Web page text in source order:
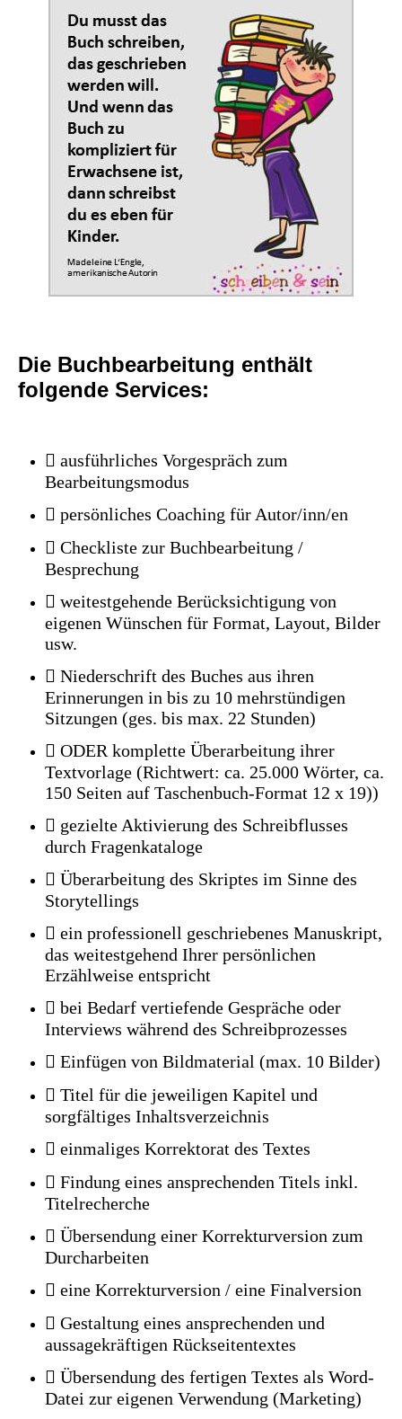
Die Buchbearbeitung enthält
folgende Services:
 ausführliches Vorgespräch zum
Bearbeitungsmodus
 persönliches Coaching für Autor/inn/en
 Checkliste zur Buchbearbeitung /
Besprechung
 weitestgehende Berücksichtigung von
eigenen Wünschen für Format, Layout, Bilder
usw.
 Niederschrift des Buches aus ihren
Erinnerungen in bis zu 10 mehrstündigen
Sitzungen (ges. bis max. 22 Stunden)
 ODER komplette Überarbeitung ihrer
Textvorlage (Richtwert: ca. 25.000 Wörter, ca.
150 Seiten auf Taschenbuch-Format 12 x 19))
 gezielte Aktivierung des Schreibflusses
durch Fragenkataloge
 Überarbeitung des Skriptes im Sinne des
Storytellings
 ein professionell geschriebenes Manuskript,
das weitestgehend Ihrer persönlichen
Erzählweise entspricht
 bei Bedarf vertiefende Gespräche oder
Interviews während des Schreibprozesses
 Einfügen von Bildmaterial (max. 10 Bilder)
 Titel für die jeweiligen Kapitel und
sorgfältiges Inhaltsverzeichnis
 einmaliges Korrektorat des Textes
 Findung eines ansprechenden Titels inkl.
Titelrecherche
 Übersendung einer Korrekturversion zum
Durcharbeiten
 eine Korrekturversion / eine Finalversion
 Gestaltung eines ansprechenden und
aussagekräftigen Rückseitentextes
 Übersendung des fertigen Textes als Word-
Datei zur eigenen Verwendung (Marketing)